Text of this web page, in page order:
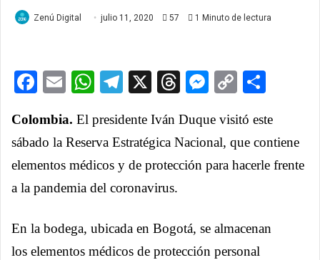
Zenú Digital julio 11, 2020 57 1 Minuto de lectura
Facebook
EmailWhatsApp
Telegram
X ThreadsCopy
Colombia. El presidente Iván Duque visitó este
sábado la Reserva Estratégica Nacional, que contiene
elementos médicos y de protección para hacerle frente
a la pandemia del coronavirus.
En la bodega, ubicada en Bogotá, se almacenan
los elementos médicos de protección personal